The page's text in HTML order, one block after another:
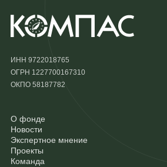
ИНН 9722018765
ОГРН 1227700167310
ОКПО 58187782
О фонде
Новости
Экспертное мнение
Проекты
Команда